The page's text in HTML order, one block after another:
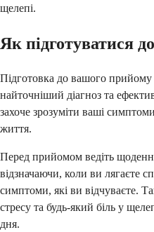
щелепі.
Як підготуватися
Підготовка до вашого
найточніший діагноз та
захоче зрозуміти ваші
життя.
Перед прийомом ведіть
відзначаючи, коли ви лягаєте
симптоми, які ви відчуваєте.
стресу та будь-який біль у
дня.